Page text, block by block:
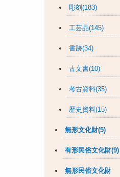
彫刻(183)
工芸品(145)
書跡(34)
古文書(10)
考古資料(35)
歴史資料(15)
無形文化財(5)
有形民俗文化財(9)
無形民俗文化財